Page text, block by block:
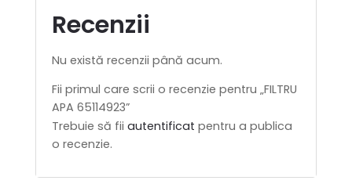
Recenzii
Nu există recenzii până acum.
Fii primul care scrii o recenzie pentru „FILTRU
APA 65114923”
Trebuie să fii autentificat pentru a publica
o recenzie.